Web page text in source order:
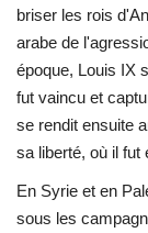
Références
Gallery
Nos
opportunités
briser les rois
arabe de
époque, Louis IX
fut vaincu et
se rendit ensuite
sa liberté, où il fut
En Syrie et en
sous les